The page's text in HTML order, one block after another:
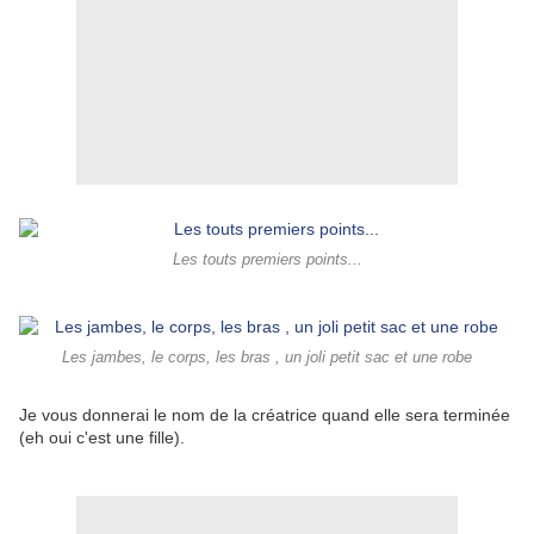
Les touts premiers points...
Les jambes, le corps, les bras , un joli petit sac et une robe
Je vous donnerai le nom de la créatrice quand elle sera terminée
(eh oui c'est une fille).